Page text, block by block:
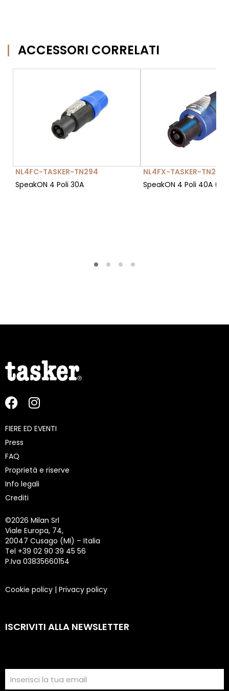
ACCESSORI CORRELATI
NL4FC-TASKER-TN294
SpeakON 4 Poli 30A
NL4FX-TASKER-TN296
SpeakON 4 Poli 40A
FIERE ED EVENTI
Press
FAQ
Proprietà e riserve
Info legali
Crediti
©2026 Milan Srl
Viale Europa, 74,
20047 Cusago (MI) – Italia
Tel +39 02 90 39 45 56
P.Iva 03835660154
Cookie policy | Privacy policy
ISCRIVITI ALLA NEWSLETTER